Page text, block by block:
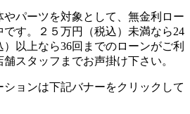
やパーツを対象として、無金利ロー
す。２５万円（税込）未満なら24
以上なら36回までのローンがご利
スタッフまでお声掛け下さい。
ョンは下記バナーをクリックして